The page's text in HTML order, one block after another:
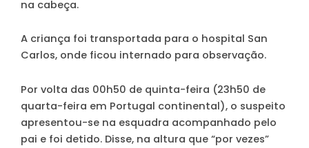
na cabeça.
A criança foi transportada para o hospital San
Carlos, onde ficou internado para observação.
Por volta das 00h50 de quinta-feira (23h50 de
quarta-feira em Portugal continental), o suspeito
apresentou-se na esquadra acompanhado pelo
pai e foi detido. Disse, na altura que “por vezes”